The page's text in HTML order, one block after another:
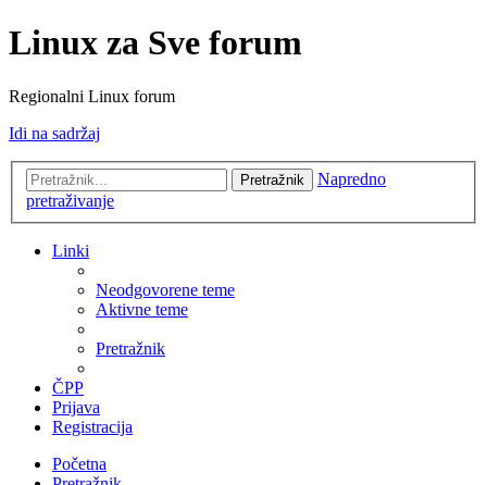
Linux za Sve forum
Regionalni Linux forum
Idi na sadržaj
Pretražnik
Napredno
pretraživanje
Linki
Neodgovorene teme
Aktivne teme
Pretražnik
ČPP
Prijava
Registracija
Početna